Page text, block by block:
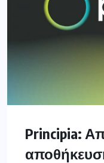
Principia: